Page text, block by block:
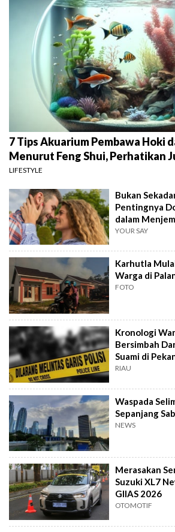
7 Tips Akuarium Pembawa Hoki
Menurut Feng Shui, Perhatikan
LIFESTYLE
Bukan
Pentingnya
dalam
YOUR SAY
Karhutla
Warga di
FOTO
Kronologi
Bersimbah
Suami di
RIAU
Waspada
Sepanjang
NEWS
Merasakan
Suzuki XL7
GIIAS 2026
OTOMOTIF